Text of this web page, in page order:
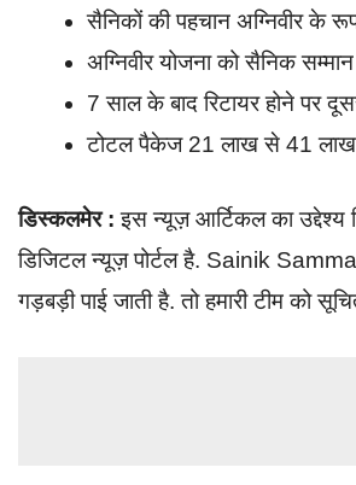
सैनिकों की पहचान अग्निवीर के
अग्निवीर योजना को सैनिक
7 साल के बाद रिटायर होने पर
टोटल पैकेज 21 लाख से 41 लाख
डिस्कलमेर : इस न्यूज़ आर्टिकल का
डिजिटल न्यूज़ पोर्टल है. Sainik
गड़बड़ी पाई जाती है. तो हमारी टीम को